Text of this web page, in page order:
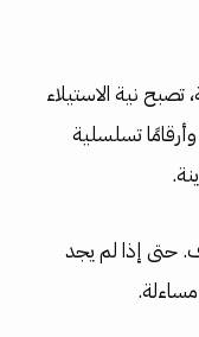
نية الاستيلاء
تسلسلية
حتى إذا لم يجد